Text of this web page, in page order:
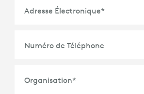
Adresse Électronique*
Numéro de Téléphone
Organisation*